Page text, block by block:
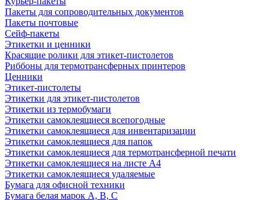
Пакеты для сопроводительных документов
Пакеты почтовые
Сейф-пакеты
Этикетки и ценники
Красящие ролики для этикет-пистолетов
Риббоны для термотрансферных принтеров
Ценники
Этикет-пистолеты
Этикетки для этикет-пистолетов
Этикетки из термобумаги
Этикетки самоклеящиеся всепогодные
Этикетки самоклеящиеся для инвентаризации
Этикетки самоклеящиеся для папок
Этикетки самоклеящиеся для термотрансферной печати
Этикетки самоклеящиеся на листе А4
Этикетки самоклеящиеся удаляемые
Бумага для офисной техники
Бумага белая марок А, В, С